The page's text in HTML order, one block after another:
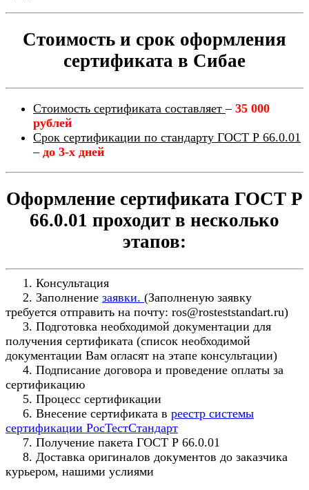
Стоимость и срок оформления
сертификата в Сибае
Стоимость сертификата составляет– 35 000
рублей
Срок сертификации по стандарту ГОСТ Р 66.0.01
– до 3-х дней
Оформление сертификата ГОСТ Р
66.0.01 проходит в несколько
этапов:
1. Консультация
2. Заполнение заявки. (Заполненую заявку
требуется отправить на почту: ros@rosteststandart.ru)
3. Подготовка необходимой документации для
получения сертификата (список необходимой
документации Вам огласят на этапе консультации)
4. Подписание договора и проведение оплаты за
сертификацию
5. Процесс сертификации
6. Внесение сертификата в реестр системы
сертификации РосТестСтандарт
7. Получение пакета ГОСТ Р 66.0.01
8. Доставка оригиналов документов до заказчика
курьером, нашими услиями